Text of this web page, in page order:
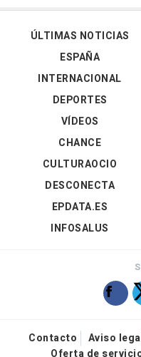
ÚLTIMAS NOTICIAS
ESPAÑA
INTERNACIONAL
DEPORTES
VÍDEOS
CHANCE
CULTURAOCIO
DESCONECTA
EPDATA.ES
INFOSALUS
Contacto Aviso